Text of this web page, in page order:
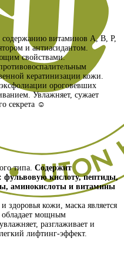
содержанию витаминов А, В, Р,
и антиасидантом.
свойствами.
кератинизации кожи.
ороговевших
Увлажняет, сужает
секрета ☺️
типа. Содержит
фульвовую кислоту, пептиды,
аминокислоты и витамины
здоровья кожи, маска является
обладает мощным
разглаживает и
лифтинг-эффект.